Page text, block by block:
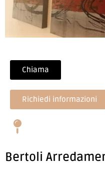
Chiama
Richiedi informazioni
Bertoli